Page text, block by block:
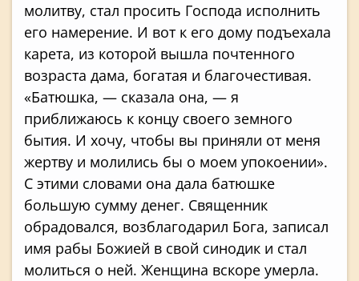
молитву, стал просить Господа исполнить
его намерение. И вот к его дому подъехала
карета, из которой вышла почтенного
возраста дама, богатая и благочестивая.
«Батюшка, — сказала она, — я
приближаюсь к концу своего земного
бытия. И хочу, чтобы вы приняли от меня
жертву и молились бы о моем упокоении».
С этими словами она дала батюшке
большую сумму денег. Священник
обрадовался, возблагодарил Бога, записал
имя рабы Божией в свой синодик и стал
молиться о ней. Женщина вскоре умерла.